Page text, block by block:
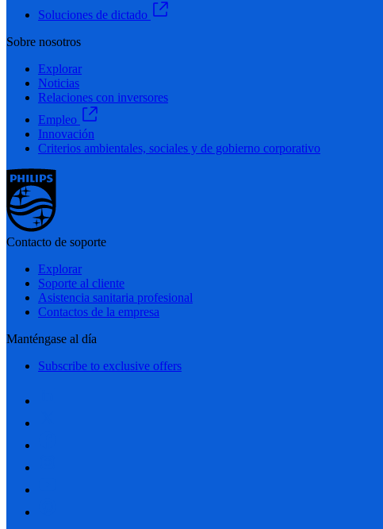
Soluciones de dictado
Sobre nosotros
Explorar
Noticias
Relaciones con inversores
Empleo
Innovación
Criterios ambientales, sociales y de gobierno corporativo
Contacto de soporte
Explorar
Soporte al cliente
Asistencia sanitaria profesional
Contactos de la empresa
Manténgase al día
Subscribe to exclusive offers